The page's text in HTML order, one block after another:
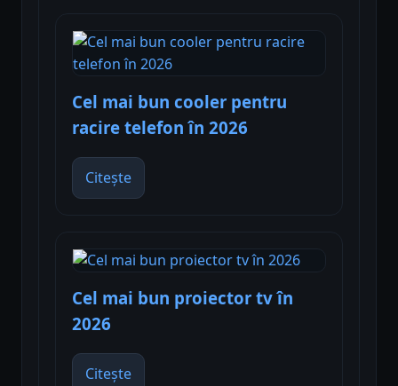
Cel mai bun cooler pentru
racire telefon în 2026
Citește
Cel mai bun proiector tv în
2026
Citește